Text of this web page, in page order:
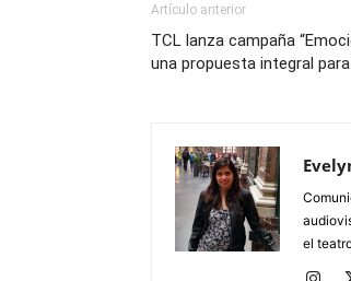
Artículo anterior
TCL lanza campaña
una propuesta integral
el